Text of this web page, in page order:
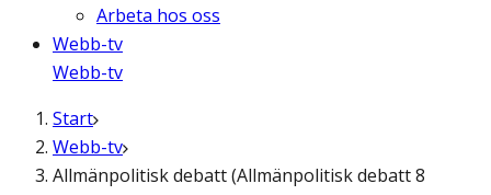
Arbeta hos oss
Webb-tv
Webb-tv
Start
Webb-tv
Allmänpolitisk debatt (Allmänpolitisk debatt 8